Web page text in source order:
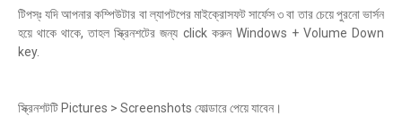
টিপস্ঃ যদি আপনার কম্পিউটার বা ল্যাপটপের মাইক্রোসফট সার্ফেস ৩ বা তার চেয়ে পুরনো ভার্সন
হয়ে থাকে থাকে, তাহল স্ক্রিনশটের জন্য click করুন Windows + Volume Down
key.
স্ক্রিনশটটি Pictures > Screenshots ফোল্ডারে পেয়ে যাবেন।